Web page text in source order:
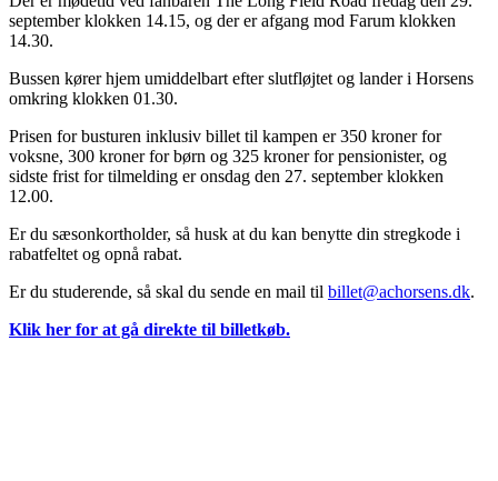
september klokken 14.15, og der er afgang mod Farum klokken
14.30.
Bussen kører hjem umiddelbart efter slutfløjtet og lander i Horsens
omkring klokken 01.30.
Prisen for busturen inklusiv billet til kampen er 350 kroner for
voksne, 300 kroner for børn og 325 kroner for pensionister, og
sidste frist for tilmelding er onsdag den 27. september klokken
12.00.
Er du sæsonkortholder, så husk at du kan benytte din stregkode i
rabatfeltet og opnå rabat.
Er du studerende, så skal du sende en mail til billet@achorsens.dk.
Klik her for at gå direkte til billetkøb.